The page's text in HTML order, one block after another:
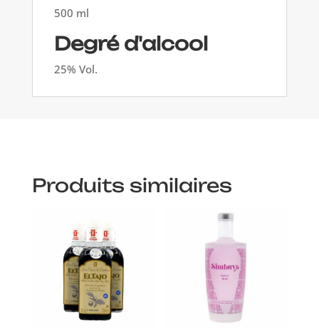
500 ml
Degré d'alcool
25% Vol.
Produits similaires